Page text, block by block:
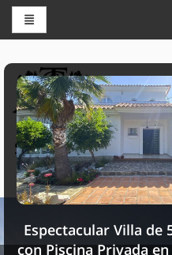
THE
Servicios turísticos
Espectacular Villa de
con Piscina Privada